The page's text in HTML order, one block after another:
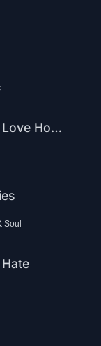
Drivin' My Love Home ( To You )
Soul